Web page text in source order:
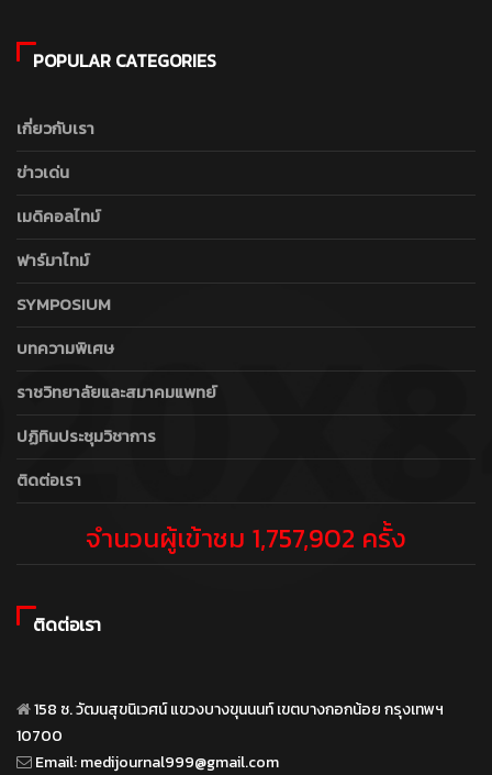
POPULAR CATEGORIES
เกี่ยวกับเรา
ข่าวเด่น
เมดิคอลไทม์
ฟาร์มาไทม์
SYMPOSIUM
บทความพิเศษ
ราชวิทยาลัยและสมาคมแพทย์
ปฏิทินประชุมวิชาการ
ติดต่อเรา
จำนวนผู้เข้าชม 1,757,902 ครั้ง
ติดต่อเรา
158 ซ. วัฒนสุขนิเวศน์ แขวงบางขุนนนท์ เขตบางกอกน้อย กรุงเทพฯ
10700
Email:medijournal999@gmail.com